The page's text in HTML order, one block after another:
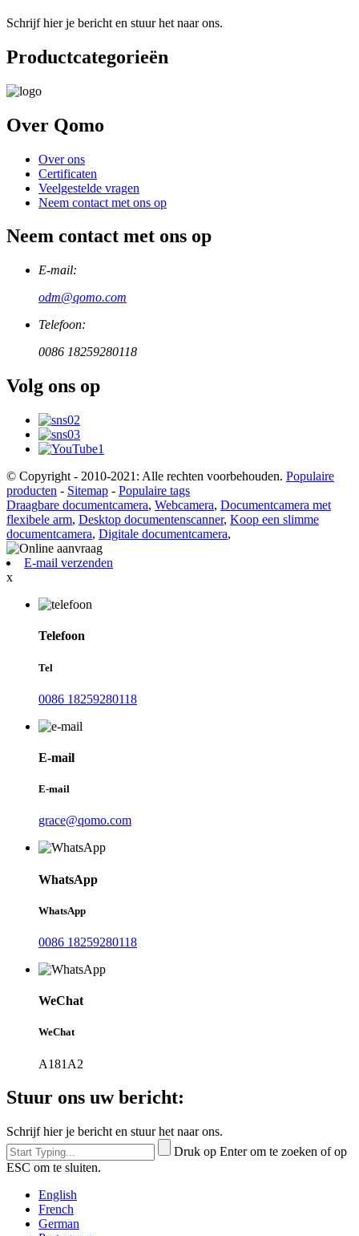
Schrijf hier je bericht en stuur het naar ons.
Productcategorieën
Over Qomo
Over ons
Certificaten
Veelgestelde vragen
Neem contact met ons op
Neem contact met ons op
E-mail:
odm@qomo.com
Telefoon:
0086 18259280118
Volg ons op
© Copyright - 2010-2021: Alle rechten voorbehouden. Populaire
producten - Sitemap - Populaire tags
Draagbare documentcamera, Webcamera, Documentcamera met
flexibele arm, Desktop documentenscanner, Koop een slimme
documentcamera, Digitale documentcamera,
E-mail verzenden
x
Telefoon
Tel
0086 18259280118
E-mail
E-mail
grace@qomo.com
WhatsApp
WhatsApp
0086 18259280118
WeChat
WeChat
A181A2
Stuur ons uw bericht:
Schrijf hier je bericht en stuur het naar ons.
Druk op Enter om te zoeken of op
ESC om te sluiten.
English
French
German